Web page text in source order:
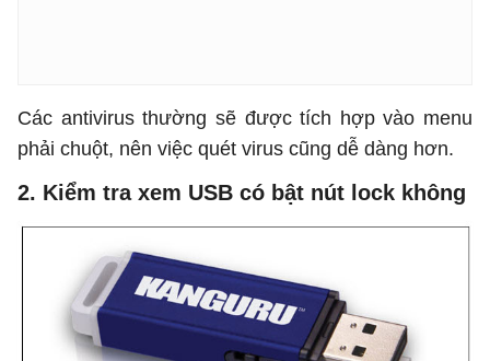
Các antivirus thường sẽ được tích hợp vào menu
phải chuột, nên việc quét virus cũng dễ dàng hơn.
2. Kiểm tra xem USB có bật nút lock không